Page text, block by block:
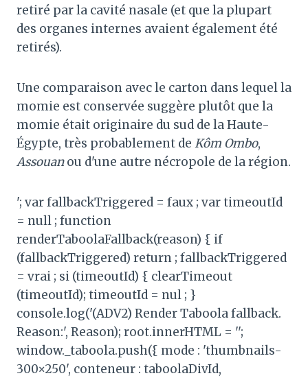
retiré par la cavité nasale (et que la plupart
des organes internes avaient également été
retirés).
Une comparaison avec le carton dans lequel la
momie est conservée suggère plutôt que la
momie était originaire du sud de la Haute-
Égypte, très probablement de Kôm Ombo,
Assouanou d'une autre nécropole de la région.
'; var fallbackTriggered = faux ; var timeoutId
= null ; function
renderTaboolaFallback(reason) { if
(fallbackTriggered) return ; fallbackTriggered
= vrai ; si (timeoutId) { clearTimeout
(timeoutId); timeoutId = nul ; }
console.log('(ADV2) Render Taboola fallback.
Reason:', Reason); root.innerHTML = '';
window._taboola.push({ mode : 'thumbnails-
300×250', conteneur : taboolaDivId,